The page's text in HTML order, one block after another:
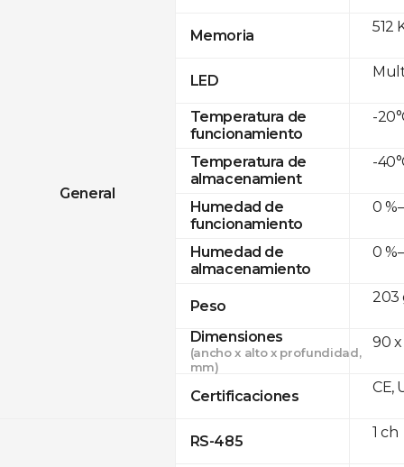
General
Memoria
LED
Temperatura de
funcionamiento
Temperatura de
almacenamient
Humedad de
funcionamiento
Humedad de
almacenamiento
Peso
Dimensiones
(ancho x alto x profundidad,
mm)
Certificaciones
RS-485
512
-
-
0
0
203
90 x
CE,
1 ch